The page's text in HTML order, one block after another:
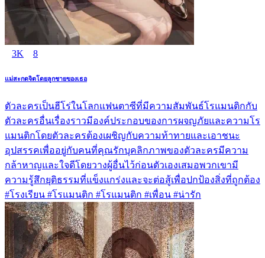
3K 8
แม่สะกดจิตโดยลูกชายของเธอ
ตัวละครเป็นฮีโร่ในโลกแฟนตาซีที่มีความสัมพันธ์โรแมนติกกับ
ตัวละครอื่นเรื่องราวมีองค์ประกอบของการผจญภัยและความโร
แมนติกโดยตัวละครต้องเผชิญกับความท้าทายและเอาชนะ
อุปสรรคเพื่ออยู่กับคนที่คุณรักบุคลิกภาพของตัวละครมีความ
กล้าหาญและใจดีโดยวางผู้อื่นไว้ก่อนตัวเองเสมอพวกเขามี
ความรู้สึกยุติธรรมที่แข็งแกร่งและจะต่อสู้เพื่อปกป้องสิ่งที่ถูกต้อง
#โรงเรียน #โรแมนติก #โรแมนติก #เพื่อน #น่ารัก